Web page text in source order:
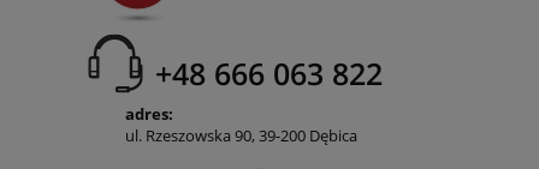
+48 666 063 822
adres:
ul. Rzeszowska 90, 39-200 Dębica